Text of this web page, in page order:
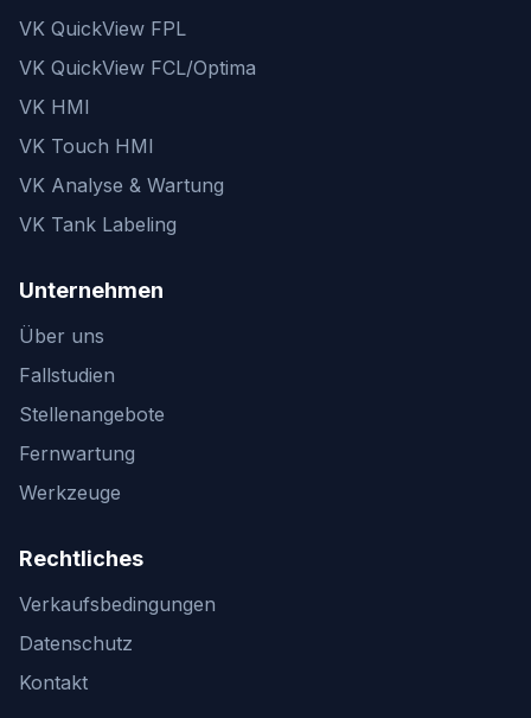
VK QuickView FPL
VK QuickView FCL/Optima
VK HMI
VK Touch HMI
VK Analyse & Wartung
VK Tank Labeling
Unternehmen
Über uns
Fallstudien
Stellenangebote
Fernwartung
Werkzeuge
Rechtliches
Verkaufsbedingungen
Datenschutz
Kontakt